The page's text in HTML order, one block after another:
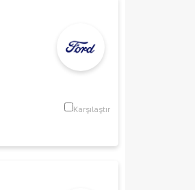
Karşılaştır